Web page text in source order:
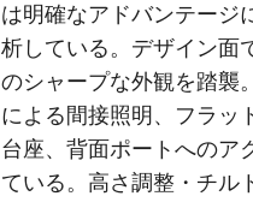
は明確なアドバンテージ
析している。デザイン面
のシャープな外観を踏襲
による間接照明、フラッ
台座、背面ポートへのア
ている。高さ調整・チル